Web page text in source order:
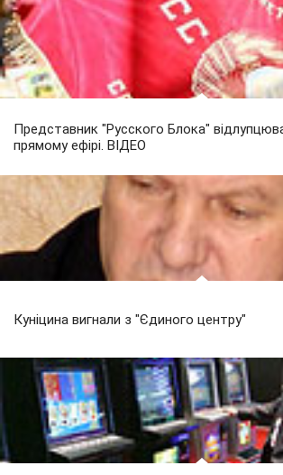
Представник "Русского Блока"
прямому ефірі. ВІДЕО
Куніцина вигнали з "Єдиного центру"